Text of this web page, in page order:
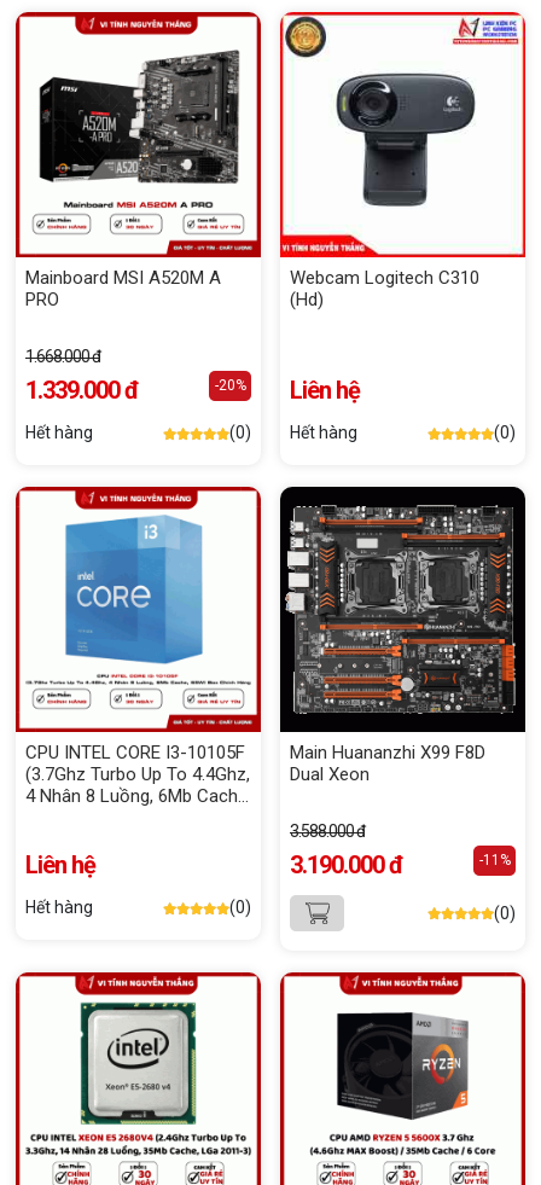
Mainboard MSI A520M A
PRO
1.668.000 đ
1.339.000 đ -20%
Hết hàng (0)
Webcam Logitech C310
(Hd)
Liên hệ
Hết hàng (0)
CPU INTEL CORE I3-10105F
(3.7Ghz Turbo Up To 4.4Ghz,
4 Nhân 8 Luồng, 6Mb Cache,
Liên hệ
Hết hàng (0)
Main Huananzhi X99 F8D
Dual Xeon
3.588.000 đ
3.190.000 đ -11%
(0)